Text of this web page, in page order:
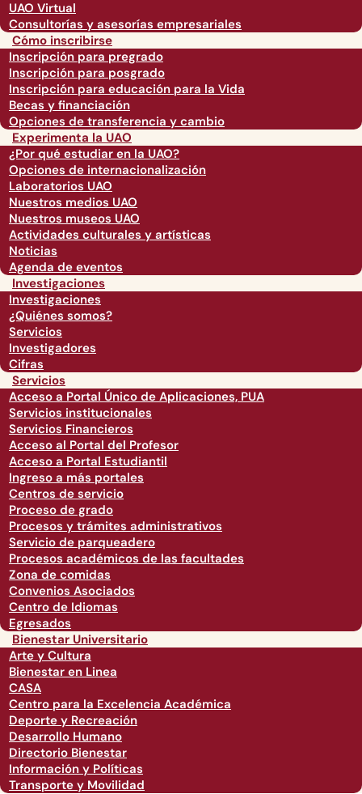
UAO Virtual
Consultorías y asesorías empresariales
Cómo inscribirse
Inscripción para pregrado
Inscripción para posgrado
Inscripción para educación para la Vida
Becas y financiación
Opciones de transferencia y cambio
Experimenta la UAO
¿Por qué estudiar en la UAO?
Opciones de internacionalización
Laboratorios UAO
Nuestros medios UAO
Nuestros museos UAO
Actividades culturales y artísticas
Noticias
Agenda de eventos
Investigaciones
Investigaciones
¿Quiénes somos?
Servicios
Investigadores
Cifras
Servicios
Acceso a Portal Único de Aplicaciones, PUA
Servicios institucionales
Servicios Financieros
Acceso al Portal del Profesor
Acceso a Portal Estudiantil
Ingreso a más portales
Centros de servicio
Proceso de grado
Procesos y trámites administrativos
Servicio de parqueadero
Procesos académicos de las facultades
Zona de comidas
Convenios Asociados
Centro de Idiomas
Egresados
Bienestar Universitario
Arte y Cultura
Bienestar en Linea
CASA
Centro para la Excelencia Académica
Deporte y Recreación
Desarrollo Humano
Directorio Bienestar
Información y Políticas
Transporte y Movilidad